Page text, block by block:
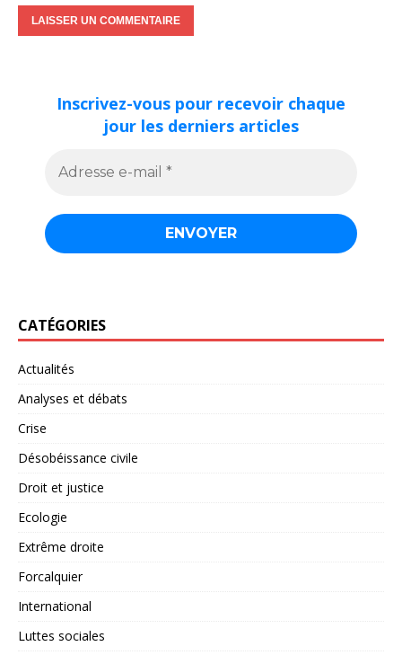
Inscrivez-vous pour recevoir chaque
jour les derniers articles
CATÉGORIES
Actualités
Analyses et débats
Crise
Désobéissance civile
Droit et justice
Ecologie
Extrême droite
Forcalquier
International
Luttes sociales